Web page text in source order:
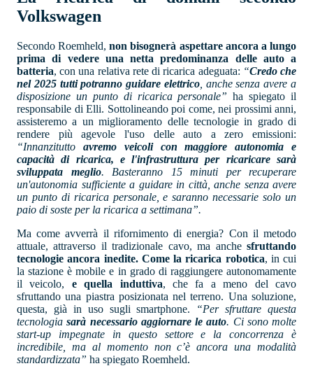
Volkswagen
Secondo Roemheld,non bisognerà aspettare ancora a lungo
prima di vedere una netta predominanza delle auto a
batteria, con una relativa rete di ricarica adeguata: “Credo che
nel 2025 tutti potranno guidare elettrico, anche senza avere a
disposizione un punto di ricarica personale” ha spiegato il
responsabile di Elli. Sottolineando poi come, nei prossimi anni,
assisteremo a un miglioramento delle tecnologie in grado di
rendere più agevole l'uso delle auto a zero emissioni:
“Innanzitutto avremo veicoli con maggiore autonomia e
capacità di ricarica, e l'infrastruttura per ricaricare sarà
sviluppata meglio. Basteranno 15 minuti per recuperare
un'autonomia sufficiente a guidare in città, anche senza avere
un punto di ricarica personale, e saranno necessarie solo un
paio di soste per la ricarica a settimana”.
Ma come avverrà il rifornimento di energia? Con il metodo
attuale, attraverso il tradizionale cavo, ma anche sfruttando
tecnologie ancora inedite. Come la ricarica robotica, in cui
la stazione è mobile e in grado di raggiungere autonomamente
il veicolo, e quella induttiva, che fa a meno del cavo
sfruttando una piastra posizionata nel terreno. Una soluzione,
questa, già in uso sugli smartphone. “Per sfruttare questa
tecnologiasarà necessario aggiornare le auto. Ci sono molte
start-up impegnate in questo settore e la concorrenza è
incredibile, ma al momento non c’è ancora una modalità
standardizzata” ha spiegato Roemheld.